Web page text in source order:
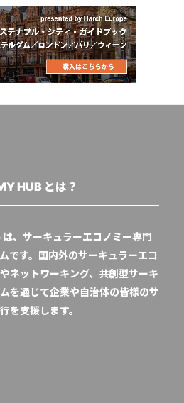
HUB とは？
、サーキュラーエコノミー専門
です。国内外のサーキュラーエコ
ネットワーキング、共創型サーキ
を通じて企業や自治体の皆様のサ
を支援します。